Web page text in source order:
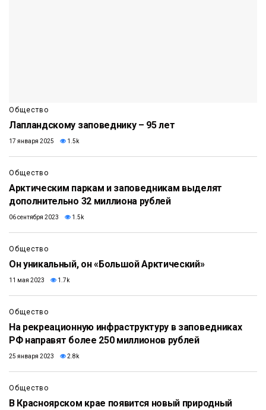
Общество
Лапландскому заповеднику – 95 лет
17 января 2025 1.5k
Общество
Арктическим паркам и заповедникам выделят
дополнительно 32 миллиона рублей
06 сентября 2023 1.5k
Общество
Он уникальный, он «Большой Арктический»
11 мая 2023 1.7k
Общество
На рекреационную инфраструктуру в заповедниках
РФ направят более 250 миллионов рублей
25 января 2023 2.8k
Общество
В Красноярском крае появится новый природный